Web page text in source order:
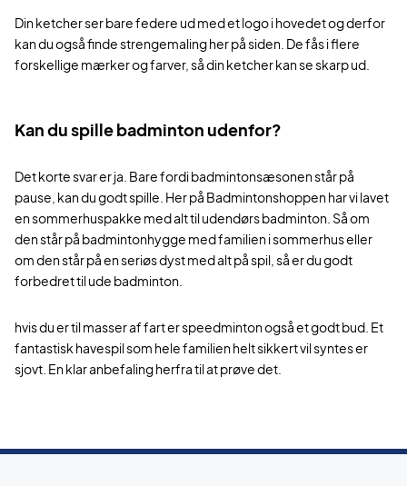
Din ketcher ser bare federe ud med et logo i hovedet og derfor
kan du også finde strengemaling her på siden. De fås i flere
forskellige mærker og farver, så din ketcher kan se skarp ud.
Kan du spille badminton udenfor?
Det korte svar er ja. Bare fordi badmintonsæsonen står på
pause, kan du godt spille. Her på Badmintonshoppen har vi lavet
en sommerhuspakke med alt til udendørs badminton. Så om
den står på badmintonhygge med familien i sommerhus eller
om den står på en seriøs dyst med alt på spil, så er du godt
forbedret til ude badminton.
hvis du er til masser af fart er speedminton også et godt bud. Et
fantastisk havespil som hele familien helt sikkert vil syntes er
sjovt. En klar anbefaling herfra til at prøve det.